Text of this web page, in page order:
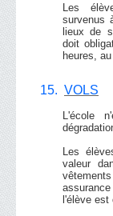
Les
survenus
lieux de
doit
heures,
15. VOLS
L'école
Les
valeur
l'élève est